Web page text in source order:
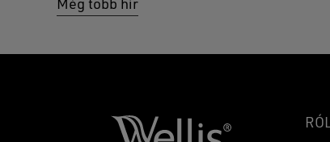
Még több hír